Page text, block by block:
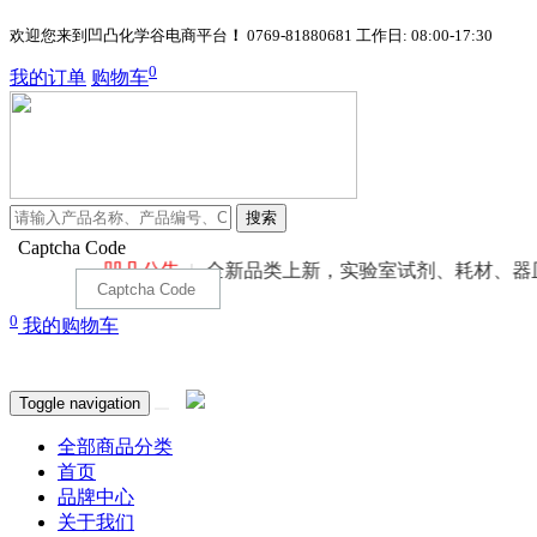
欢迎您来到凹凸化学谷电商平台 ！ 0769-81880681 工作日: 08:00-17:30
我的订单 购物车0
搜索
凹凸公告 全新品类上新，实验室试剂、耗材、器皿一键
0 我的购物车
Toggle navigation
全部商品分类
首页
品牌中心
关于我们
Captcha Code